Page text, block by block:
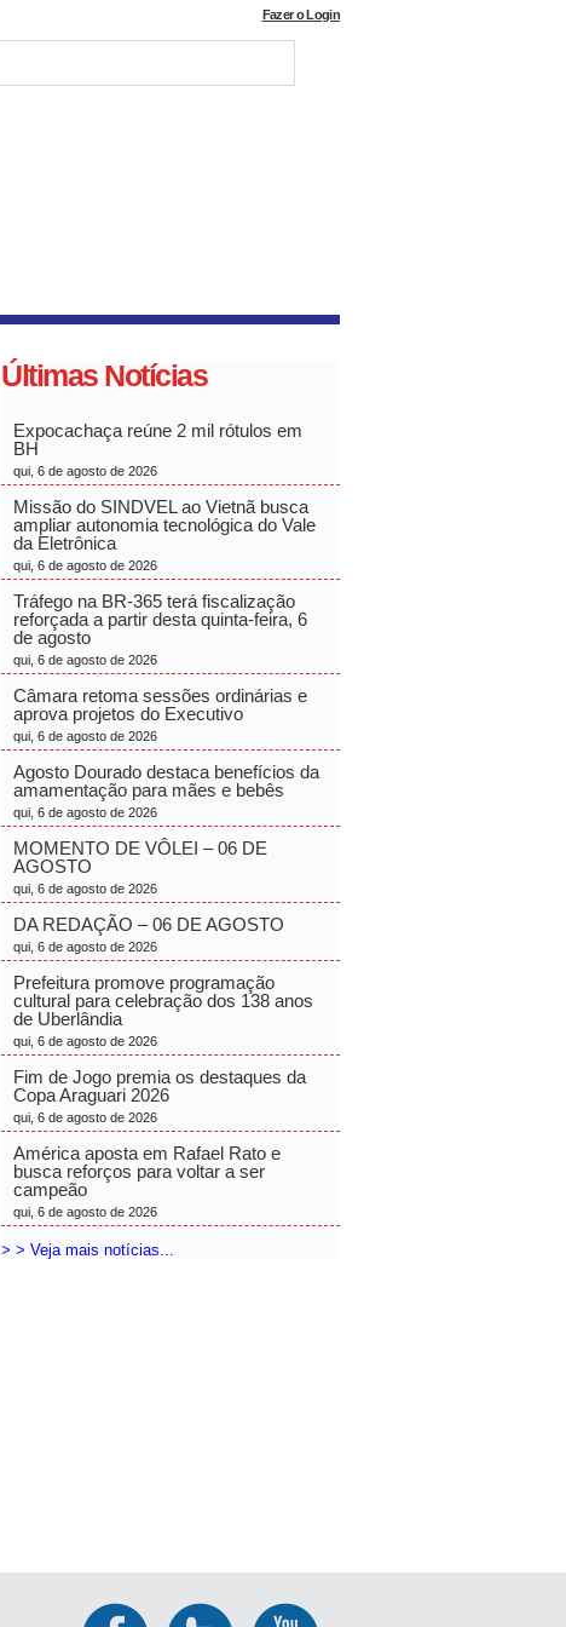
Fazer o Login
Últimas Notícias
Expocachaça reúne 2 mil rótulos em
BH
qui, 6 de agosto de 2026
Missão do SINDVEL ao Vietnã busca
ampliar autonomia tecnológica do Vale
da Eletrônica
qui, 6 de agosto de 2026
Tráfego na BR-365 terá fiscalização
reforçada a partir desta quinta-feira, 6
de agosto
qui, 6 de agosto de 2026
Câmara retoma sessões ordinárias e
aprova projetos do Executivo
qui, 6 de agosto de 2026
Agosto Dourado destaca benefícios da
amamentação para mães e bebês
qui, 6 de agosto de 2026
MOMENTO DE VÔLEI – 06 DE
AGOSTO
qui, 6 de agosto de 2026
DA REDAÇÃO – 06 DE AGOSTO
qui, 6 de agosto de 2026
Prefeitura promove programação
cultural para celebração dos 138 anos
de Uberlândia
qui, 6 de agosto de 2026
Fim de Jogo premia os destaques da
Copa Araguari 2026
qui, 6 de agosto de 2026
América aposta em Rafael Rato e
busca reforços para voltar a ser
campeão
qui, 6 de agosto de 2026
> > Veja mais notícias...